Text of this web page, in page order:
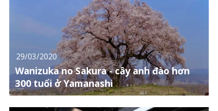
29/03/2020
Wanizuka no Sakura - cây anh đào hơn
300 tuổi ở Yamanashi